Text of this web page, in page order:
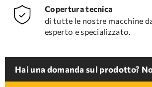
Copertura tecnica
di tutte le nostre macchine
esperto e specializzato.
Hai una domanda sul prodotto?